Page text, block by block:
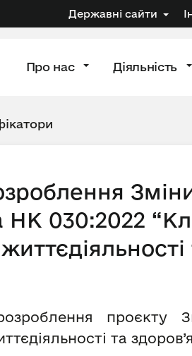
Державні сайти
Про нас Діяльність
НК 030:2022
розроблення
та